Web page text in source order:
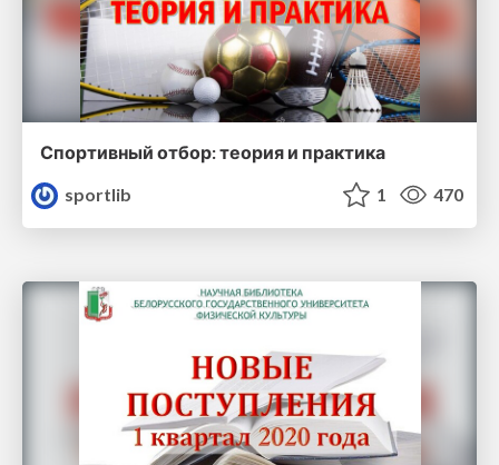
Спортивный отбор: теория и практика
sportlib
1 470